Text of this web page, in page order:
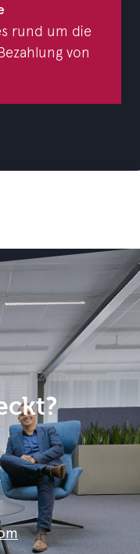
rund um die
von